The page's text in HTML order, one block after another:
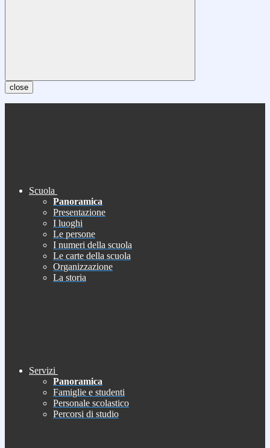
close
Scuola
Panoramica
Presentazione
I luoghi
Le persone
I numeri della scuola
Le carte della scuola
Organizzazione
La storia
Servizi
Panoramica
Famiglie e studenti
Personale scolastico
Percorsi di studio